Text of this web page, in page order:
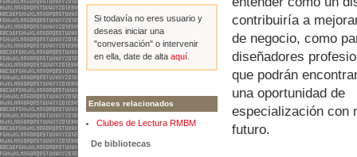
Si todavía no eres usuario y
deseas iniciar una
"conversación" o intervenir
en ella, date de altaaquí.
Enlaces relacionados
Clubes de Lectura RMBM
De bibliotecas
contribuiría a
de negocio, como
diseñadores
que podrán
una oportunidad de
especialización con
futuro.